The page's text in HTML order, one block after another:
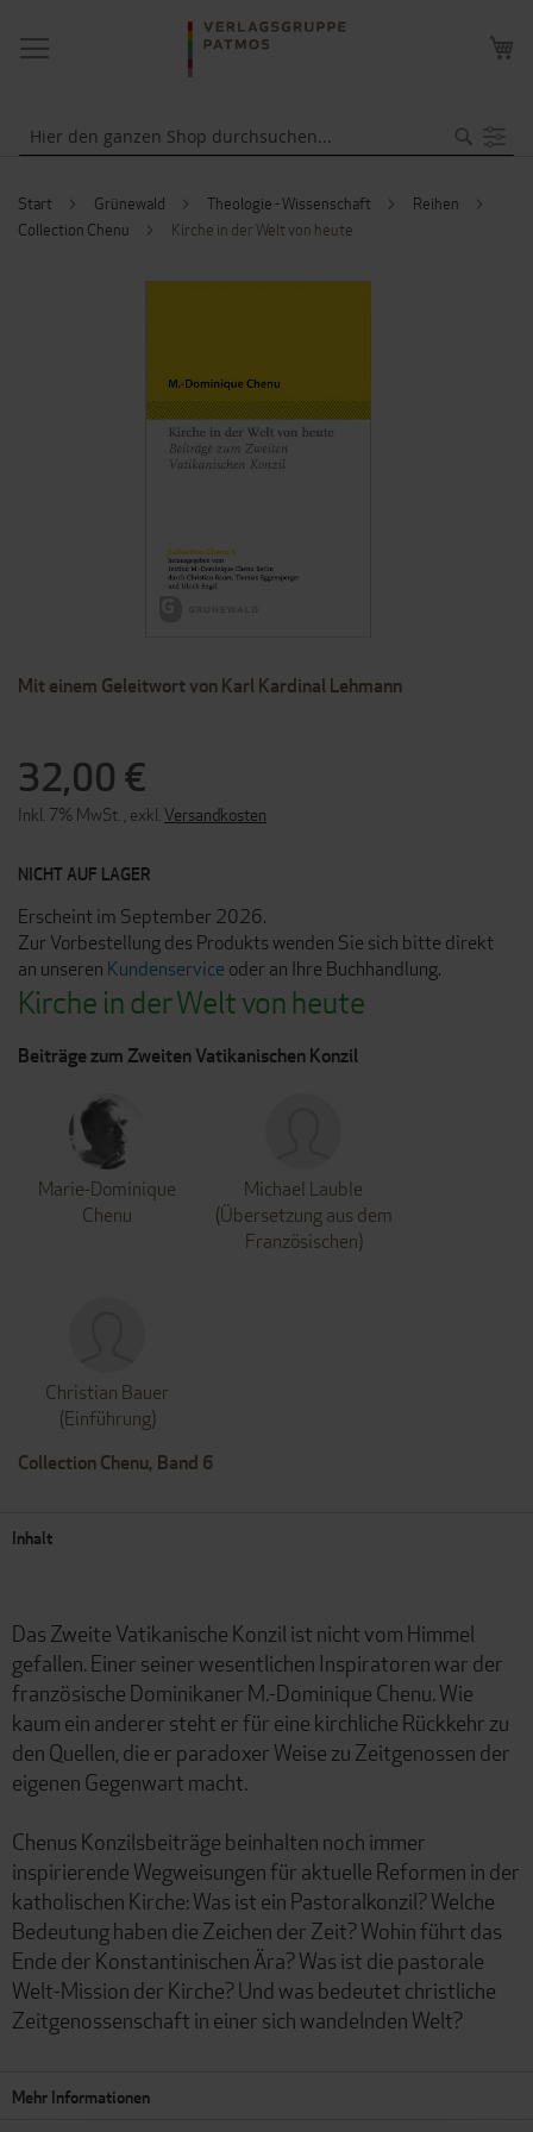
NAVIGATION
UMSCHALTEN
Start Grünewald Theologie - Wissenschaft
Reihen
Collection Chenu
Kirche in der Welt von heute
Kirche in der Welt von heute
Beiträge zum Zweiten Vatikanischen Konzil
Marie-Dominique
Chenu
Michael Lauble
(Übersetzung aus dem
Französischen)
Christian Bauer
(Einführung)
Mit einem Geleitwort von Karl Kardinal Lehmann
Collection Chenu, Band 6
32,00 €
Inkl. 7% MwSt. exkl. Versandkosten
NICHT AUF LAGER
Erscheint im September 2026.
Zur Vorbestellung des Produkts wenden Sie sich bitte direkt
an unseren Kundenservice oder an Ihre Buchhandlung.
ZUM
ZUM
Inhalt
Das Zweite Vatikanische Konzil ist nicht vom Himmel
gefallen. Einer seiner wesentlichen Inspiratoren war der
französische Dominikaner M.-Dominique Chenu. Wie
kaum ein anderer steht er für eine kirchliche Rückkehr zu
den Quellen, die er paradoxer Weise zu Zeitgenossen der
eigenen Gegenwart macht.
Chenus Konzilsbeiträge beinhalten noch immer
inspirierende Wegweisungen für aktuelle Reformen in der
katholischen Kirche: Was ist ein Pastoralkonzil? Welche
Bedeutung haben die Zeichen der Zeit? Wohin führt das
Ende der Konstantinischen Ära? Was ist die pastorale
Welt-Mission der Kirche? Und was bedeutet christliche
Zeitgenossenschaft in einer sich wandelnden Welt?
Mehr Informationen